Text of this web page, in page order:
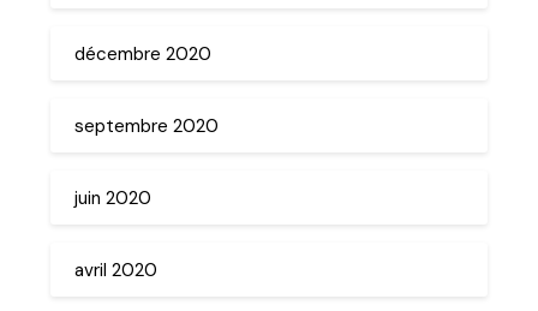
décembre 2020
septembre 2020
juin 2020
avril 2020